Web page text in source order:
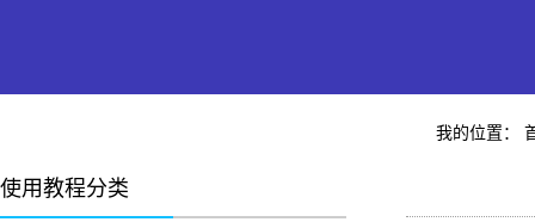
我的位置：
使用教程分类